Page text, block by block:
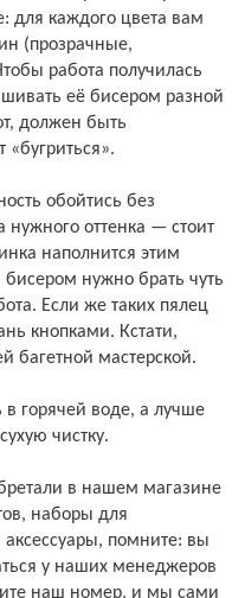
для каждого цвета вам
(прозрачные,
работа получилась
её бисером разной
должен быть
обойтись без
нужного оттенка — стоит
наполнится этим
нужно брать чуть
Если же таких пялец
кнопками. Кстати,
багетной мастерской.
в горячей воде, а лучше
чистку.
в нашем магазине
наборы для
помните: вы
у наших менеджеров
наш номер, и мы сами